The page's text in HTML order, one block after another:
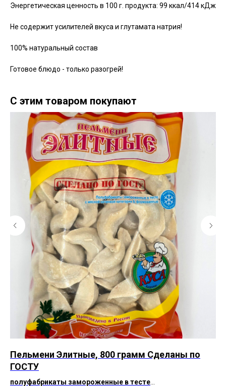
Энергетическая ценность в 100 г. продукта: 99 ккал/414 кДж
Не содержит усилителей вкуса и глутамата натрия!
100% натуральный состав
Готовое блюдо - только разогрей!
С этим товаром покупают
Пельмени Элитные, 800 грамм Сделаны по
ГОСТУ
полуфабрикаты замороженные в тесте